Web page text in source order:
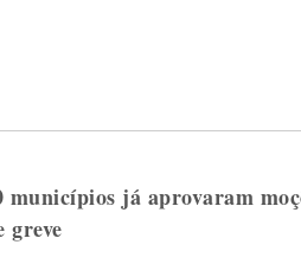
municípios já aprovaram
greve